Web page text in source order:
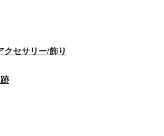
クセサリー/飾り